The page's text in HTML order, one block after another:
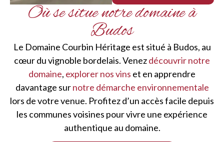
Où se situe notre domaine à
Budos
Le Domaine Courbin Héritage est situé à Budos, au
cœur du vignoble bordelais. Venezdécouvrir notre
domaine, explorer nos vins et en apprendre
davantage surnotre démarche environnementale
lors de votre venue. Profitez d’un accès facile depuis
les communes voisines pour vivre une expérience
authentique au domaine.